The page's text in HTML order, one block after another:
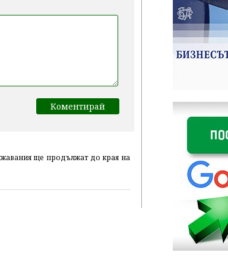
ще продължат до края на